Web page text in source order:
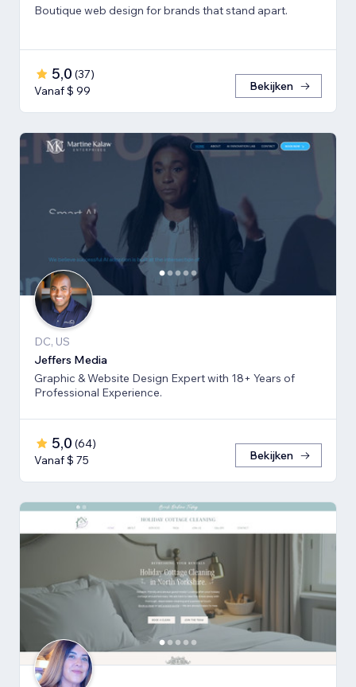
Boutique web design for brands that stand apart.
5,0 (37)
Vanaf $ 99
Bekijken
DC, US
Jeffers Media
Graphic & Website Design Expert with 18+ Years of
Professional Experience.
5,0 (64)
Vanaf $ 75
Bekijken